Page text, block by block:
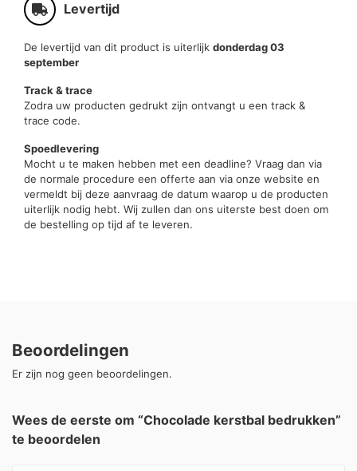
Levertijd
De levertijd van dit product is uiterlijk donderdag 03
september
Track & trace
Zodra uw producten gedrukt zijn ontvangt u een track &
trace code.
Spoedlevering
Mocht u te maken hebben met een deadline? Vraag dan via
de normale procedure een offerte aan via onze website en
vermeldt bij deze aanvraag de datum waarop u de producten
uiterlijk nodig hebt. Wij zullen dan ons uiterste best doen om
de bestelling op tijd af te leveren.
Beoordelingen
Er zijn nog geen beoordelingen.
Wees de eerste om “Chocolade kerstbal bedrukken”
te beoordelen